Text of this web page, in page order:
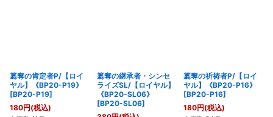
簒奪の肯定者P/【ロイ
ヤル】《BP20-P19》
[BP20-P19]
180円(税込)
簒奪の継承者・シンセ
ライズSL/【ロイヤル】
《BP20-SL06》
[BP20-SL06]
簒奪の祈祷者P/【ロイ
ヤル】《BP20-P16》
[BP20-P16]
180円(税込)